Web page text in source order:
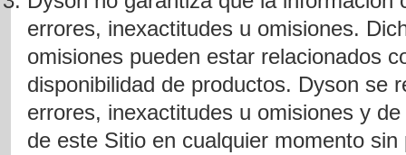
errores, inexactitudes u omisiones.
omisiones pueden estar relacionados
disponibilidad de productos. Dyson se
errores, inexactitudes u omisiones y
de este Sitio en cualquier momento